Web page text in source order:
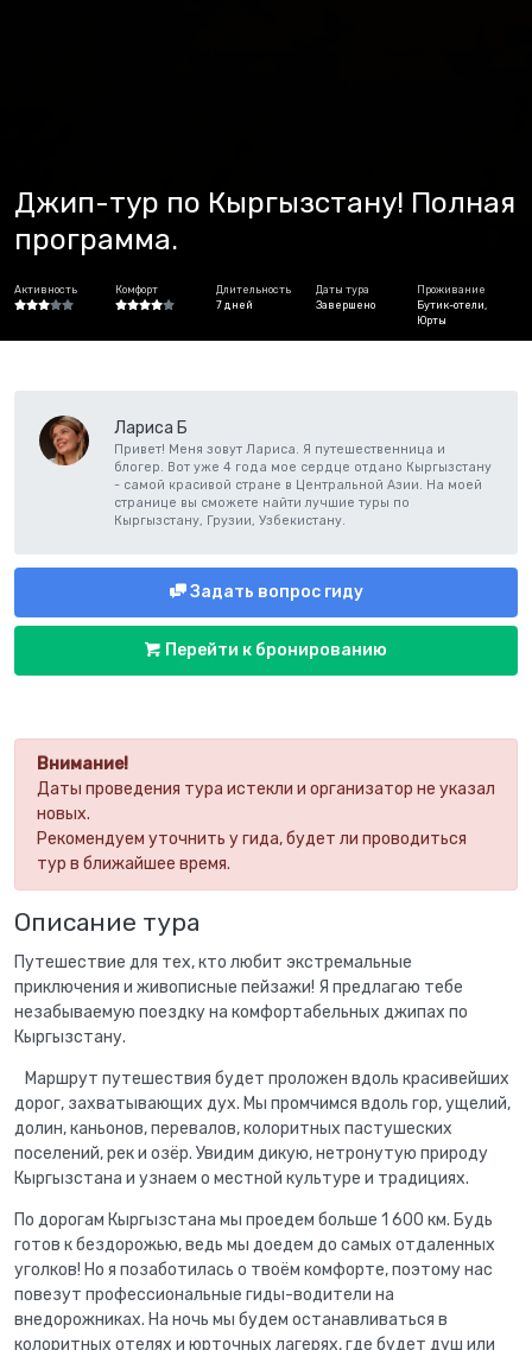
Джип-тур по Кыргызстану! Полная
программа.
Активность Комфорт
Длительность
7 дней
Даты тура
Завершено
Проживание
Бутик-отели,
Юрты
Внимание!
Даты проведения тура истекли и организатор не указал
новых.
Рекомендуем уточнить у гида, будет ли проводиться
тур в ближайшее время.
Описание тура
Путешествие для тех, кто любит экстремальные
приключения и живописные пейзажи! Я предлагаю тебе
незабываемую поездку на комфортабельных джипах по
Кыргызстану.
Маршрут путешествия будет проложен вдоль красивейших
дорог, захватывающих дух. Мы промчимся вдоль гор, ущелий,
долин, каньонов, перевалов, колоритных пастушеских
поселений, рек и озёр. Увидим дикую, нетронутую природу
Кыргызстана и узнаем о местной культуре и традициях.
По дорогам Кыргызстана мы проедем больше 1 600 км. Будь
готов к бездорожью, ведь мы доедем до самых отдаленных
уголков! Но я позаботилась о твоём комфорте, поэтому нас
повезут профессиональные гиды-водители на
внедорожниках. На ночь мы будем останавливаться в
колоритных отелях и юрточных лагерях, где будет душ или
Лариса Б
Привет! Меня зовут Лариса. Я путешественница и
блогер. Вот уже 4 года мое сердце отдано Кыргызстану
- самой красивой стране в Центральной Азии. На моей
странице вы сможете найти лучшие туры по
Кыргызстану, Грузии, Узбекистану.
Задать вопрос гиду
Перейти к бронированию